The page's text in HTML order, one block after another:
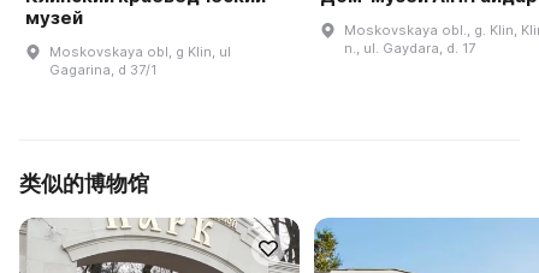
музей
Moskovskaya obl, g Klin, ul
Gagarina, d 37/1
Moskovskaya obl., g. Klin,
n., ul. Gaydara, d. 17
类似的博物馆